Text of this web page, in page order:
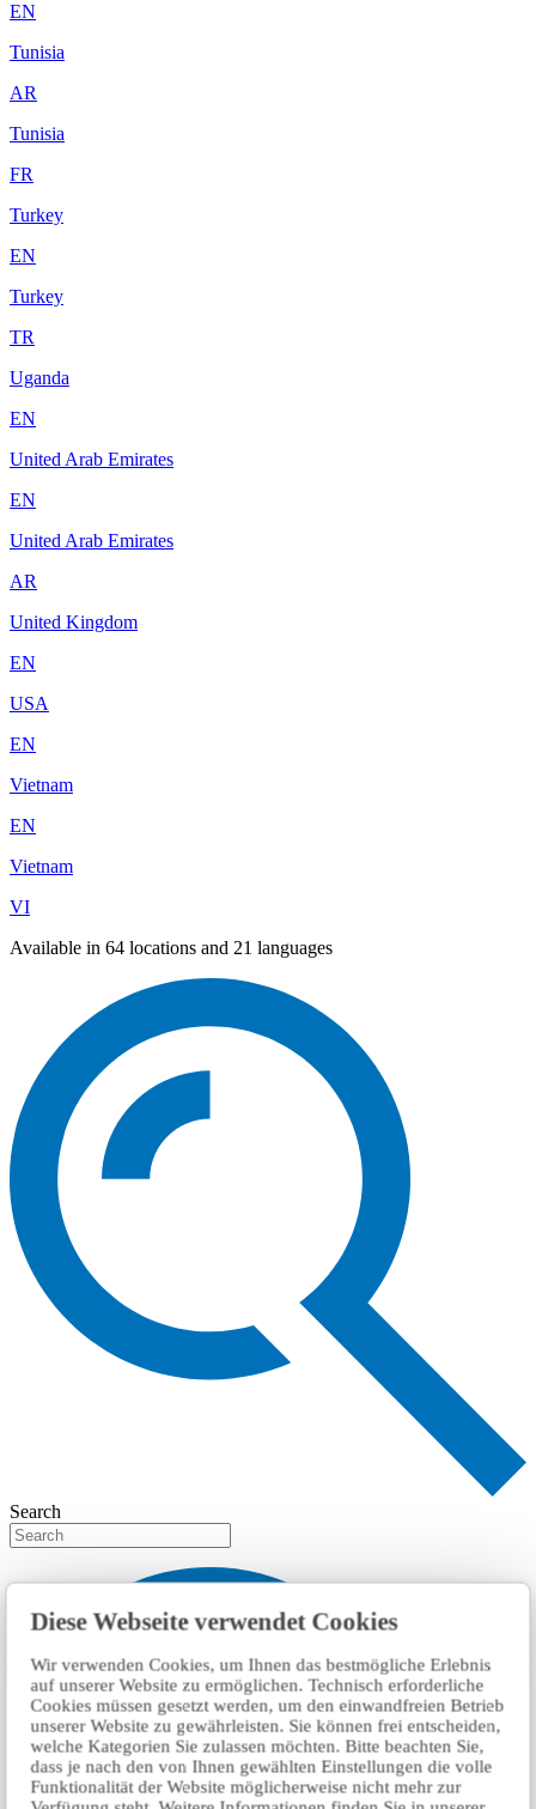
Diese Webseite verwendet Cookies
Wir verwenden Cookies, um Ihnen das bestmögliche Erlebnis
auf unserer Website zu ermöglichen. Technisch erforderliche
Cookies müssen gesetzt werden, um den einwandfreien Betrieb
unserer Website zu gewährleisten. Sie können frei entscheiden,
welche Kategorien Sie zulassen möchten. Bitte beachten Sie,
dass je nach den von Ihnen gewählten Einstellungen die volle
Funktionalität der Website möglicherweise nicht mehr zur
EN
Tunisia
AR
Tunisia
FR
Turkey
EN
Turkey
TR
Uganda
EN
United Arab Emirates
EN
United Arab Emirates
AR
United Kingdom
EN
USA
EN
Vietnam
EN
Vietnam
VI
Available in 64 locations and 21 languages
Search